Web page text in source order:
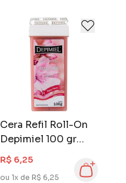
Cera Refil Roll-On
Depimiel 100 gr
Suave
R$ 6,25
ou 1x de R$ 6,25